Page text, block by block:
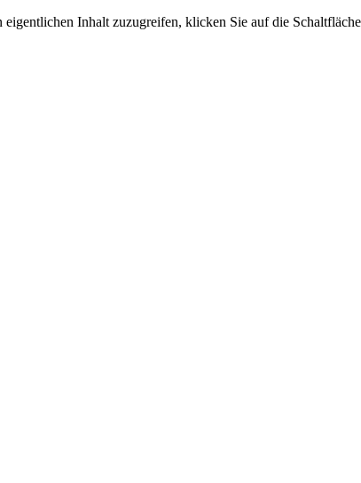
eigentlichen Inhalt zuzugreifen, klicken Sie auf die